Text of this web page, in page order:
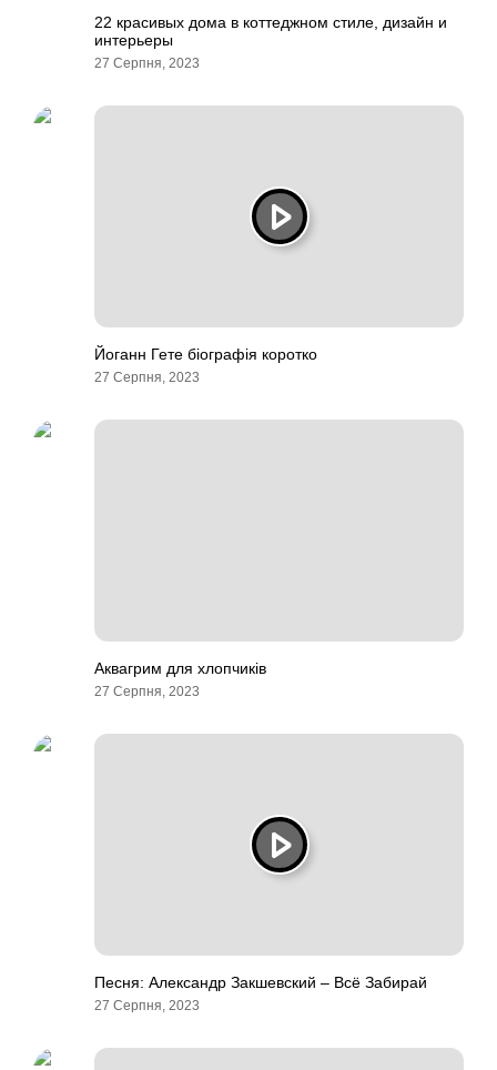
22 красивых дома в коттеджном стиле, дизайн и
интерьеры
27 Серпня, 2023
Йоганн Гете біографія коротко
27 Серпня, 2023
Аквагрим для хлопчиків
27 Серпня, 2023
Песня: Александр Закшевский – Всё Забирай
27 Серпня, 2023